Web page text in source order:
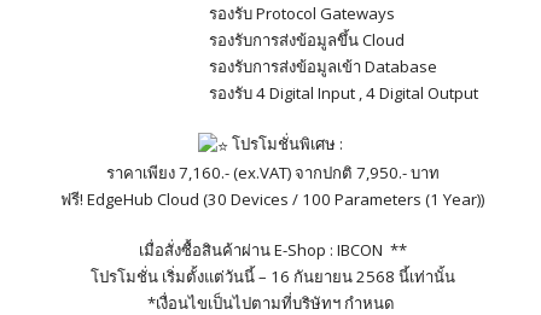
รองรับ Protocol Gateways
รองรับการส่งข้อมูลขึ้น Cloud
รองรับการส่งข้อมูลเข้า Database
รองรับ 4 Digital Input , 4 Digital Output
โปรโมชั่นพิเศษ :
ราคาเพียง 7,160.- (ex.VAT) จากปกติ 7,950.- บาท
ฟรี! EdgeHub Cloud (30 Devices / 100 Parameters (1 Year))
เมื่อสั่งซื้อสินค้าผ่าน E-Shop : IBCON **
โปรโมชั่น เริ่มตั้งแต่วันนี้ – 16 กันยายน 2568 นี้เท่านั้น
*เงื่อนไขเป็นไปตามที่บริษัทฯ กำหนด